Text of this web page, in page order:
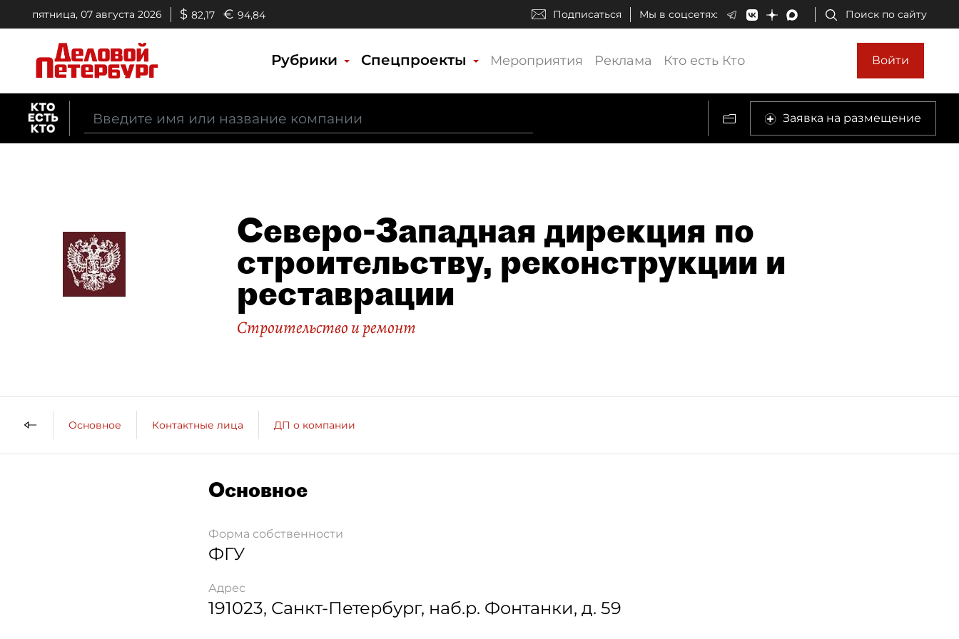
пятница, 07 августа 2026 $ 82,17 € 94,84 Подписаться Мы в соцсетях: Поиск по сайту
Рубрики Спецпроекты Мероприятия Реклама Кто есть Кто Войти
Заявка на размещение
Северо-Западная дирекция по
строительству, реконструкции и
реставрации
Строительство и ремонт
Основное Контактные лица ДП о компании
Основное
Форма собственности
ФГУ
Адрес
191023, Санкт-Петербург, наб.р. Фонтанки, д. 59